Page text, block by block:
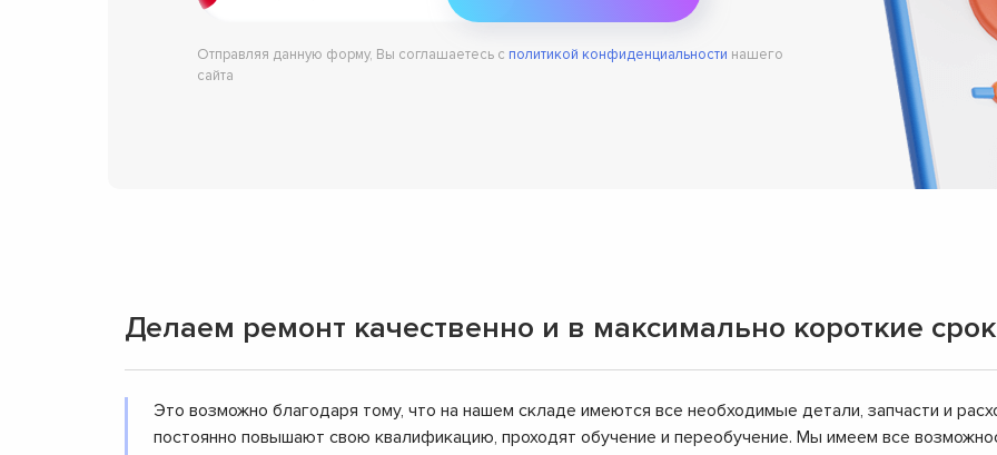
Отправляя данную форму, Вы соглашаетесь с политикой конфиденциальности нашего
сайта
Делаем ремонт качественно и в максимально короткие
Это возможно благодаря тому, что на нашем складе имеются все необходимые детали, запчасти и
постоянно повышают свою квалификацию, проходят обучение и переобучение. Мы имеем все